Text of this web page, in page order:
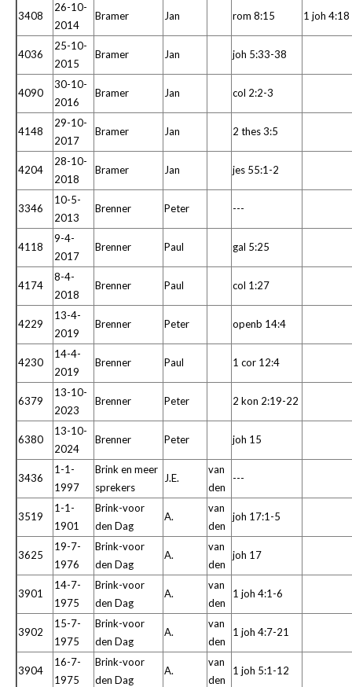
3408
26-10-
2014
Bramer Jan rom 8:15 1 joh 4:18
4036
25-10-
2015
Bramer Jan joh 5:33-38
4090
30-10-
2016
Bramer Jan col 2:2-3
4148
29-10-
2017
Bramer Jan 2 thes 3:5
4204
28-10-
2018
Bramer Jan jes 55:1-2
3346
10-5-
2013
Brenner Peter ---
4118
9-4-
2017
Brenner Paul gal 5:25
4174
8-4-
2018
Brenner Paul col 1:27
4229
13-4-
2019
Brenner Peter openb 14:4
4230
14-4-
2019
Brenner Paul 1 cor 12:4
6379
13-10-
2023
Brenner Peter 2 kon 2:19-22
6380
13-10-
2024
Brenner Peter joh 15
3436
1-1-
1997
Brink en meer
sprekers
J.E.
van
den
---
3519
1-1-
1901
Brink-voor
den Dag
A.
van
den
joh 17:1-5
3625
19-7-
1976
Brink-voor
den Dag
A.
van
den
joh 17
3901
14-7-
1975
Brink-voor
den Dag
A.
van
den
1 joh 4:1-6
3902
15-7-
1975
Brink-voor
den Dag
A.
van
den
1 joh 4:7-21
3904
16-7-
1975
Brink-voor
den Dag
A.
van
den
1 joh 5:1-12